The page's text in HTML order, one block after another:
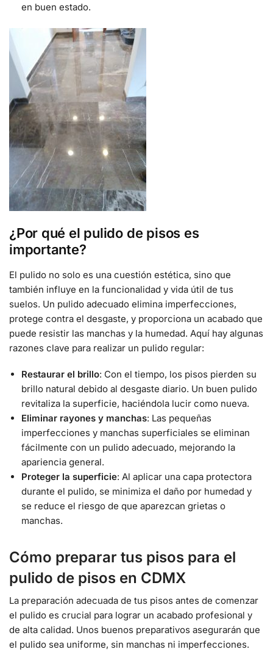
en buen estado.
¿Por qué el pulido de pisos es
importante?
El pulido no solo es una cuestión estética, sino que
también influye en la funcionalidad y vida útil de tus
suelos. Un pulido adecuado elimina imperfecciones,
protege contra el desgaste, y proporciona un acabado que
puede resistir las manchas y la humedad. Aquí hay algunas
razones clave para realizar un pulido regular:
Restaurar el brillo: Con el tiempo, los pisos pierden su
brillo natural debido al desgaste diario. Un buen pulido
revitaliza la superficie, haciéndola lucir como nueva.
Eliminar rayones y manchas: Las pequeñas
imperfecciones y manchas superficiales se eliminan
fácilmente con un pulido adecuado, mejorando la
apariencia general.
Proteger la superficie: Al aplicar una capa protectora
durante el pulido, se minimiza el daño por humedad y
se reduce el riesgo de que aparezcan grietas o
manchas.
Cómo preparar tus pisos para el
pulido de pisos en CDMX
La preparación adecuada de tus pisos antes de comenzar
el pulido es crucial para lograr un acabado profesional y
de alta calidad. Unos buenos preparativos asegurarán que
el pulido sea uniforme, sin manchas ni imperfecciones.